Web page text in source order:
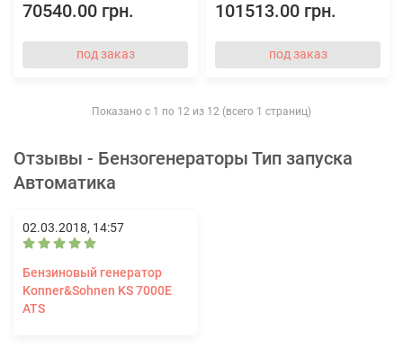
70540.00 грн.
под заказ
101513.00 грн.
под заказ
Показано с 1 по 12 из 12 (всего 1 страниц)
Отзывы - Бензогенераторы Тип запуска
Автоматика
02.03.2018, 14:57
Бензиновый генератор
Konner&Sohnen KS 7000E
ATS